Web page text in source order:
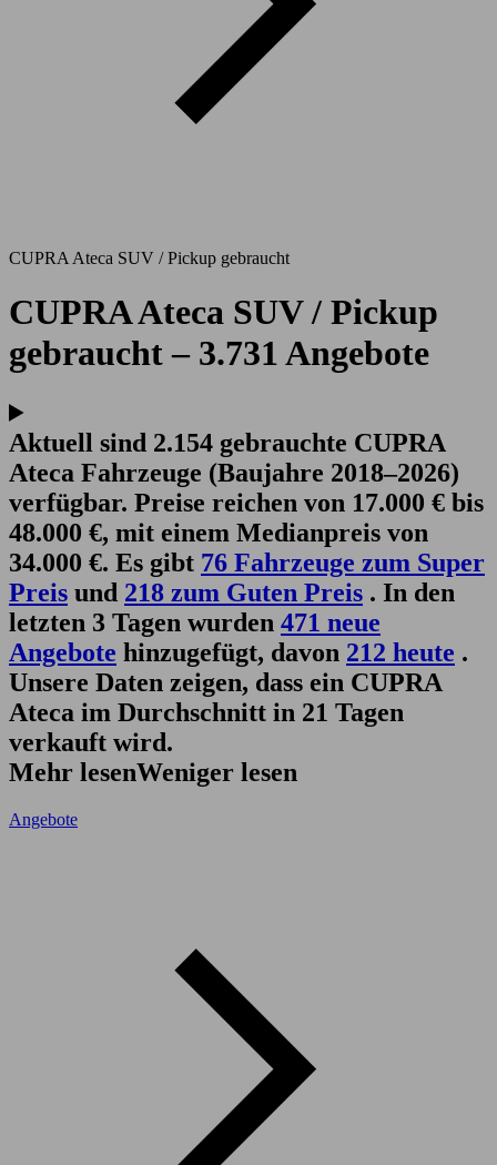
CUPRA Ateca SUV / Pickup gebraucht
CUPRA Ateca SUV / Pickup
gebraucht – 3.731 Angebote
Aktuell sind 2.154 gebrauchte CUPRA
Ateca Fahrzeuge (Baujahre 2018–2026)
verfügbar. Preise reichen von 17.000 € bis
48.000 €, mit einem Medianpreis von
34.000 €. Es gibt 76 Fahrzeuge zum Super
Preis und 218 zum Guten Preis . In den
letzten 3 Tagen wurden 471 neue
Angebote hinzugefügt, davon 212 heute .
Unsere Daten zeigen, dass ein CUPRA
Ateca im Durchschnitt in 21 Tagen
verkauft wird.
Mehr lesenWeniger lesen
Angebote